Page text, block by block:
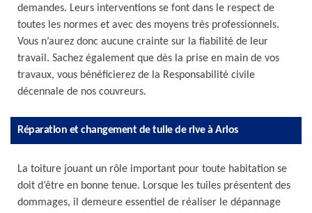
demandes. Leurs interventions se font dans le respect de
toutes les normes et avec des moyens très professionnels.
Vous n’aurez donc aucune crainte sur la fiabilité de leur
travail. Sachez également que dès la prise en main de vos
travaux, vous bénéficierez de la Responsabilité civile
décennale de nos couvreurs.
Réparation et changement de tuile de rive à Arlos
La toiture jouant un rôle important pour toute habitation se
doit d’être en bonne tenue. Lorsque les tuiles présentent des
dommages, il demeure essentiel de réaliser le dépannage